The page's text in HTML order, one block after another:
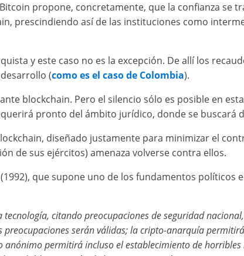
propone, concretamente, que la confianza se
prescindiendo así de las instituciones como
y este caso no es la excepción. De allí los
(como es el caso de Colombia).
blockchain. Pero el silencio sólo es posible en
pronto del ámbito jurídico, donde se buscará
diseñado justamente para minimizar el
de sus ejércitos) amenaza volverse contra ellos.
que supone uno de los fundamentos políticos
citando preocupaciones de seguridad
serán válidas; la cripto-anarquía
permitirá incluso el establecimiento de